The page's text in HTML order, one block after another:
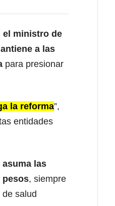
el ministro de
a las
para presionar
la reforma”,
entidades
las
pesos, siempre
salud